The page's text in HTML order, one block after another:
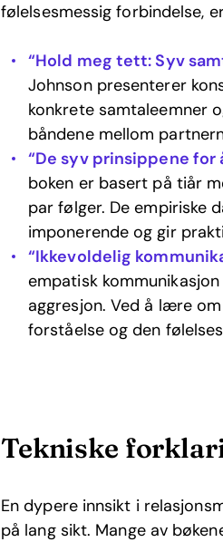
følelsesmessig forbindelse,
“Hold meg tett: Syv
Johnson presenterer
konkrete samtaleemner
båndene mellom
“De syv prinsippene
boken er basert på tiår
par følger. De empiriske
imponerende og gir
“Ikkevoldelig
empatisk
aggresjon. Ved å lære
forståelse og den
Tekniske
En dypere innsikt i
på lang sikt. Mange av